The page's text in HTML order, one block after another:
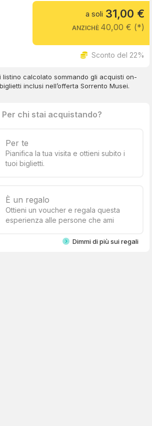
31,00 €
a soli
ANZICHÈ 40,00 € (*)
Sconto del 22%
listino calcolato sommando gli acquisti on-
inclusi nell’offerta Sorrento Musei.
Per chi stai acquistando?
Per te
Pianifica la tua visita e ottieni subito i
tuoi biglietti.
È un regalo
Ottieni un voucher e regala questa
esperienza alle persone che ami
Dimmi di più sui regali